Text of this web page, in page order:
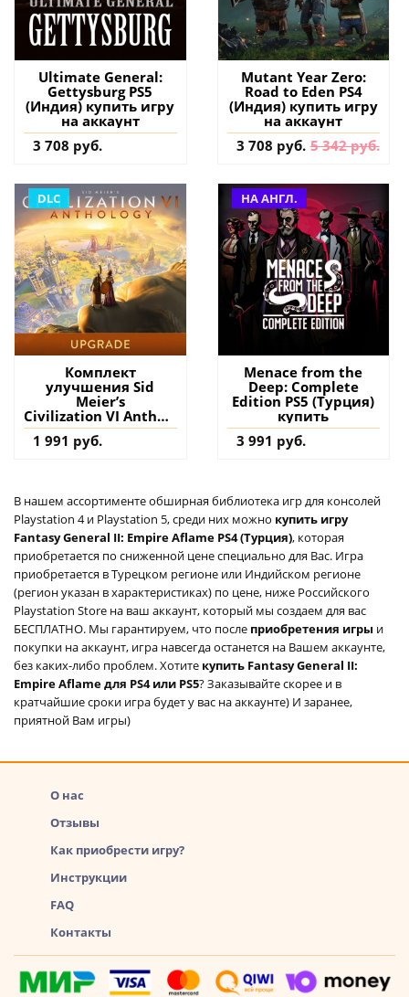
Ultimate General:
Gettysburg PS5
(Индия) купить игру
на аккаунт
3 708 руб.
Mutant Year Zero:
Road to Eden PS4
(Индия) купить игру
на аккаунт
3 708 руб. 5 342 руб.
DLC
Комплект
улучшения Sid
Meier’s
Civilization VI Anthology
- Sid Meier's
Civilization VI PS4
1 991 руб.
НА АНГЛ.
Menace from the
Deep: Complete
Edition PS5 (Турция)
купить
3 991 руб.
В нашем ассортименте обширная библиотека игр для консолей
Playstation 4 и Playstation 5, среди них можно купить игру
Fantasy General II: Empire Aflame PS4 (Турция), которая
приобретается по сниженной цене специально для Вас. Игра
приобретается в Турецком регионе или Индийском регионе
(регион указан в характеристиках) по цене, ниже Российского
Playstation Store на ваш аккаунт, который мы создаем для вас
БЕСПЛАТНО. Мы гарантируем, что после приобретения игры и
покупки на аккаунт, игра навсегда останется на Вашем аккаунте,
без каких-либо проблем. Хотите купить Fantasy General II:
Empire Aflame для PS4 или PS5? Заказывайте скорее и в
кратчайшие сроки игра будет у вас на аккаунте) И заранее,
приятной Вам игры)
О нас
Отзывы
Как приобрести игру?
Инструкции
FAQ
Контакты